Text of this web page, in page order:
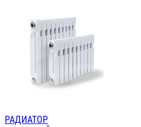
РАДИАТОР